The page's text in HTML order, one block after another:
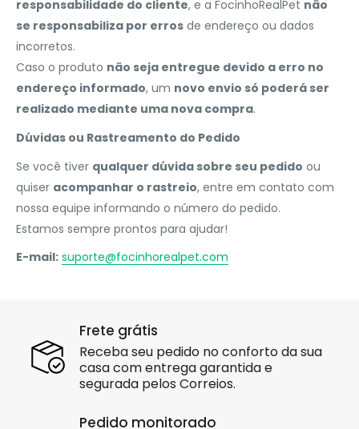
responsabilidade do cliente, e a FocinhoRealPet não
se responsabiliza por erros de endereço ou dados
incorretos.
Caso o produto não seja entregue devido a erro no
endereço informado, um novo envio só poderá ser
realizado mediante uma nova compra.
Dúvidas ou Rastreamento do Pedido
Se você tiver qualquer dúvida sobre seu pedido ou
quiser acompanhar o rastreio, entre em contato com
nossa equipe informando o número do pedido.
Estamos sempre prontos para ajudar!
E-mail: suporte@focinhorealpet.com
Frete grátis
Receba seu pedido no conforto da sua
casa com entrega garantida e
segurada pelos Correios.
Pedido monitorado